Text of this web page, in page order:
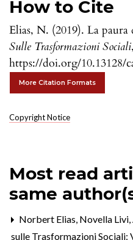
How to Cite
Elias, N. (2019). La paura
Sulle Trasformazioni Sociali,
https://doi.org/10.13128/
More Citation Formats
Copyright Notice
Most read
same
Norbert Elias, Novella Livi,
sulle Trasformazioni Sociali: